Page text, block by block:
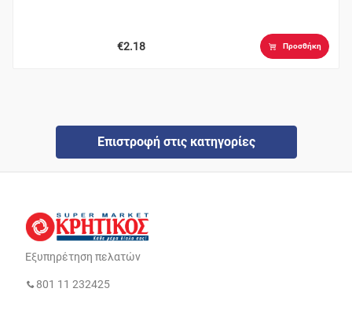
€2.18 Προσθήκη
Επιστροφή στις κατηγορίες
Εξυπηρέτηση πελατών
801 11 232425